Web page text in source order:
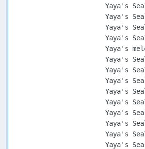
Yaya's
Yaya's
Yaya's
Yaya's
Yaya's
Yaya's
Yaya's
Yaya's
Yaya's
Yaya's
Yaya's
Yaya's
Yaya's
Yaya's